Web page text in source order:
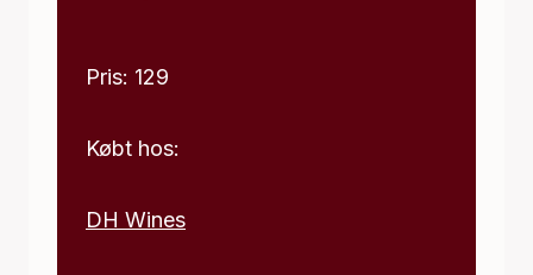
Pris: 129
Købt hos:
DH Wines